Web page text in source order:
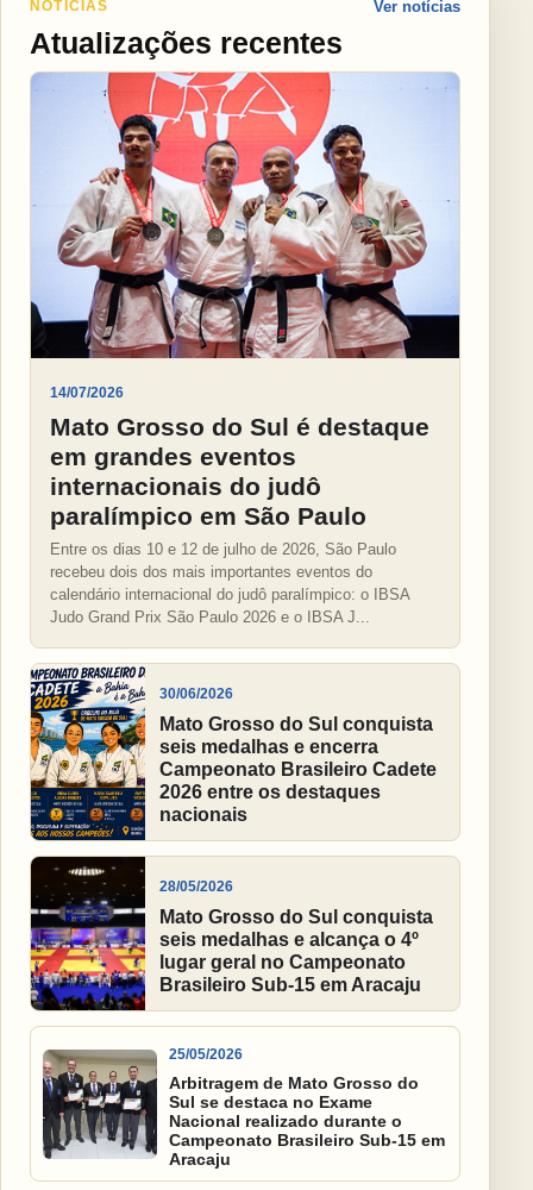
NOTÍCIAS
Atualizações recentes
Ver notícias
14/07/2026
Mato Grosso do Sul é destaque
em grandes eventos
internacionais do judô
paralímpico em São Paulo
Entre os dias 10 e 12 de julho de 2026, São Paulo
recebeu dois dos mais importantes eventos do
calendário internacional do judô paralímpico: o IBSA
Judo Grand Prix São Paulo 2026 e o IBSA J...
30/06/2026
Mato Grosso do Sul conquista
seis medalhas e encerra
Campeonato Brasileiro Cadete
2026 entre os destaques
nacionais
28/05/2026
Mato Grosso do Sul conquista
seis medalhas e alcança o 4º
lugar geral no Campeonato
Brasileiro Sub-15 em Aracaju
25/05/2026
Arbitragem de Mato Grosso do
Sul se destaca no Exame
Nacional realizado durante o
Campeonato Brasileiro Sub-15 em
Aracaju